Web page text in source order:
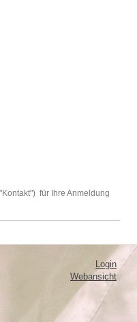
für Ihre Anmeldung
Login
Webansicht